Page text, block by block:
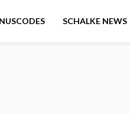
SCHALKE NEWS